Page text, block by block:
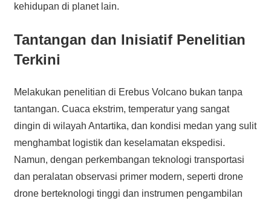
kehidupan di planet lain.
Tantangan dan Inisiatif Penelitian
Terkini
Melakukan penelitian di Erebus Volcano bukan tanpa
tantangan. Cuaca ekstrim, temperatur yang sangat
dingin di wilayah Antartika, dan kondisi medan yang sulit
menghambat logistik dan keselamatan ekspedisi.
Namun, dengan perkembangan teknologi transportasi
dan peralatan observasi primer modern, seperti drone
drone berteknologi tinggi dan instrumen pengambilan